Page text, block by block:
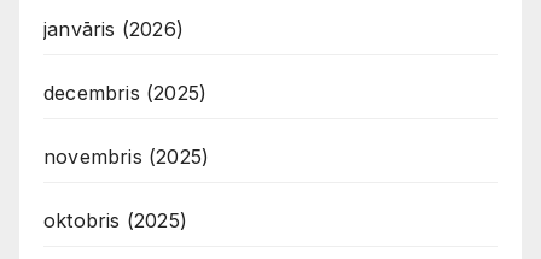
janvāris (2026)
decembris (2025)
novembris (2025)
oktobris (2025)